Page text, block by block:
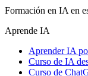
Formación en IA en
Aprende IA
Aprender IA
Curso de IA
Curso de